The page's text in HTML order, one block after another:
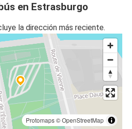
en Estrasburgo
la dirección más reciente.
Protomaps©OpenStreetMap